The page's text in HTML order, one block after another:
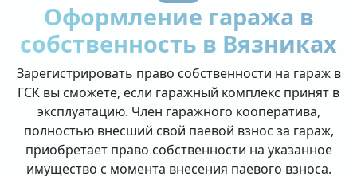
Оформление гаража в
собственность в Вязниках
Зарегистрировать право собственности на гараж в
ГСК вы сможете, если гаражный комплекс принят в
эксплуатацию. Член гаражного кооператива,
полностью внесший свой паевой взнос за гараж,
приобретает право собственности на указанное
имущество с момента внесения паевого взноса.